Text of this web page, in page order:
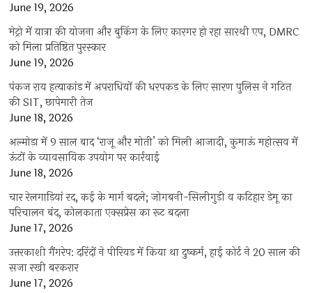
June 19, 2026
मेट्रो में यात्रा की योजना और बुकिंग के लिए कारगर हो रहा सारथी एप, DMRC
को मिला प्रतिष्ठित पुरस्कार
June 19, 2026
पंकज राय हत्याकांड में अपराधियों की धरपकड़ के लिए सारण पुलिस ने गठित
की SIT, छापेमारी तेज
June 18, 2026
अल्मोड़ा में 9 साल बाद ‘राजू और मोती’ को मिली आजादी, कुमाऊं महोत्सव में
ऊंटों के व्यावसायिक उपयोग पर कार्रवाई
June 18, 2026
चार रेलगाड़ियां रद, कई के मार्ग बदले; जोगबनी-सिलीगुड़ी व कटिहार डेमू का
परिचालन बंद, कोलकाता एक्सप्रेस का रूट बदला
June 17, 2026
उत्तरकाशी गैंगरेप: दरिंदों ने पीरियड में किया था दुष्कर्म, हाई कोर्ट ने 20 साल की
सजा रखी बरकरार
June 17, 2026